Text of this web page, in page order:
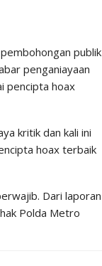
publik
penganiayaan
pencipta hoax
kritik dan kali ini
hoax terbaik
Dari laporan
Polda Metro